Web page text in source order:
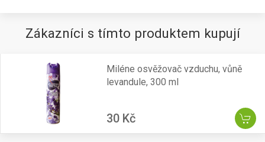
Zákazníci s tímto produktem kupují
Miléne osvěžovač vzduchu, vůně
levandule, 300 ml
30 Kč